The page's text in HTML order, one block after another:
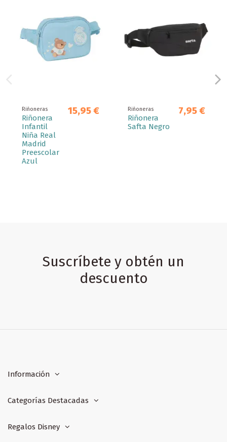
Riñoneras
Riñonera
Infantil
Niña Real
Madrid
Preescolar
Azul
15,95 € Riñoneras
Riñonera
Safta Negro
7,95 €
Suscríbete y obtén un
descuento
Información
Categorías Destacadas
Regalos Disney